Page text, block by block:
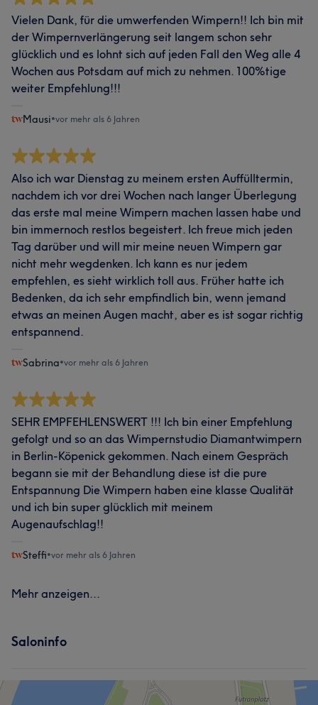
Vielen Dank, für die umwerfenden Wimpern!! Ich bin mit
der Wimpernverlängerung seit langem schon sehr
glücklich und es lohnt sich auf jeden Fall den Weg alle 4
Wochen aus Potsdam auf mich zu nehmen. 100%tige
weiter Empfehlung!!!
Mausi•vor mehr als 6 Jahren
Also ich war Dienstag zu meinem ersten Auffülltermin,
nachdem ich vor drei Wochen nach langer Überlegung
das erste mal meine Wimpern machen lassen habe und
bin immernoch restlos begeistert. Ich freue mich jeden
Tag darüber und will mir meine neuen Wimpern gar
nicht mehr wegdenken. Ich kann es nur jedem
empfehlen, es sieht wirklich toll aus. Früher hatte ich
Bedenken, da ich sehr empfindlich bin, wenn jemand
etwas an meinen Augen macht, aber es ist sogar richtig
entspannend.
Sabrina•vor mehr als 6 Jahren
SEHR EMPFEHLENSWERT !!! Ich bin einer Empfehlung
gefolgt und so an das Wimpernstudio Diamantwimpern
in Berlin-Köpenick gekommen. Nach einem Gespräch
begann sie mit der Behandlung diese ist die pure
Entspannung Die Wimpern haben eine klasse Qualität
und ich bin super glücklich mit meinem
Augenaufschlag!!
Steffi•vor mehr als 6 Jahren
Mehr anzeigen...
Saloninfo